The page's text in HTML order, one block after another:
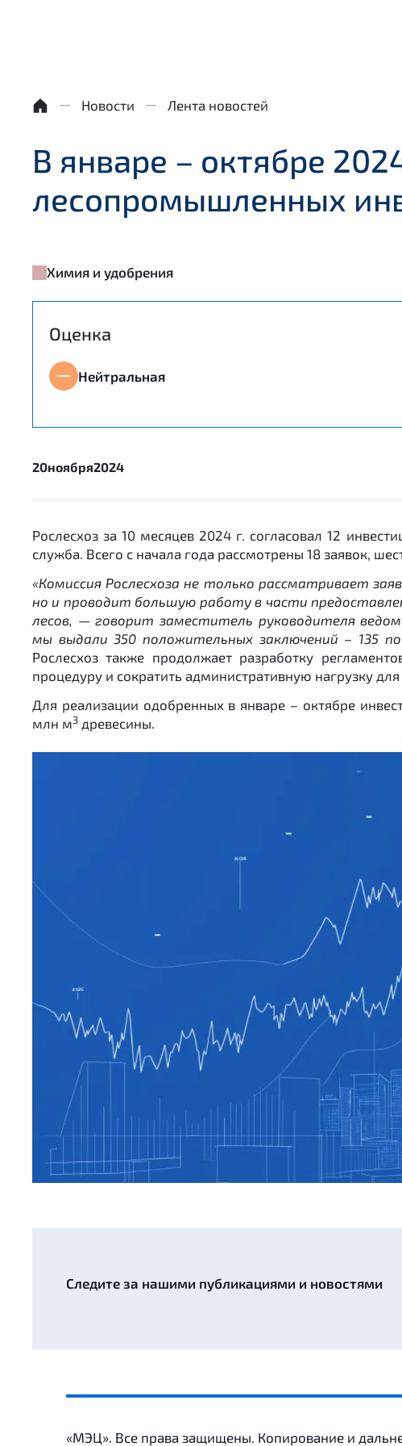
Новости Лента новостей
В январе – октябре
лесопромышленных
Химия и удобрения
Оценка
Нейтральная
20ноября2024
Рослесхоз за 10 месяцев 2024 г. согласовал 12
служба. Всего с начала года рассмотрены 18 заявок,
«Комиссия Рослесхоза не только рассматривает
но и проводит большую работу в части
лесов, — говорит заместитель руководителя
мы выдали 350 положительных заключений – 135
Рослесхоз также продолжает разработку
процедуру и сократить административную нагрузку для
Для реализации одобренных в январе – октябре
млн м3 древесины.
Следите за нашими публикациями и новостями
«МЭЦ». Все права защищены. Копирование и